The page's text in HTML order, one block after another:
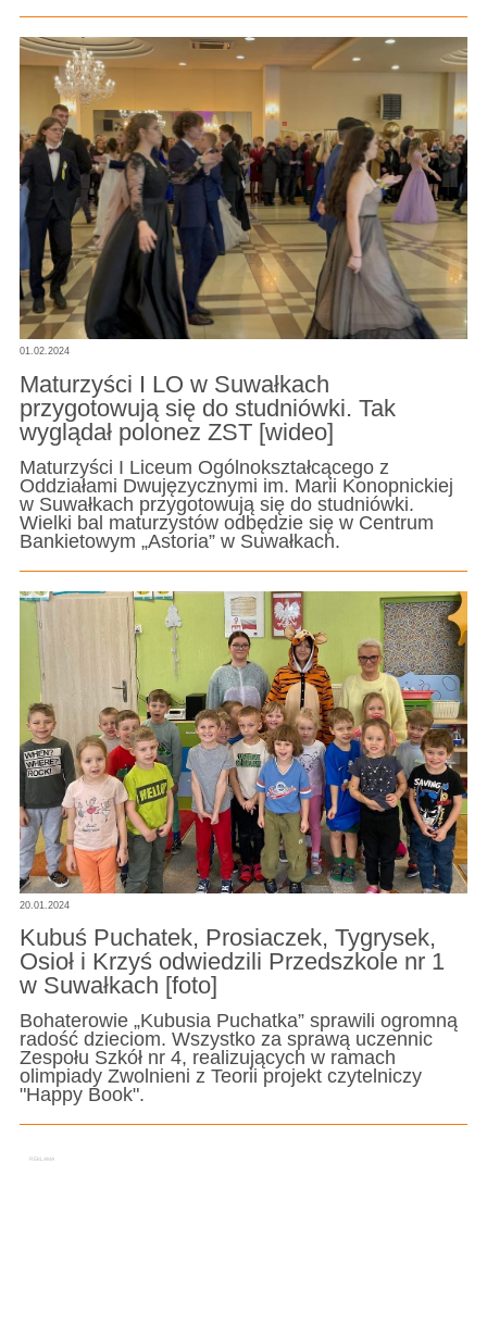
01.02.2024
Maturzyści I LO w Suwałkach
przygotowują się do studniówki. Tak
wyglądał polonez ZST [wideo]
Maturzyści I Liceum Ogólnokształcącego z
Oddziałami Dwujęzycznymi im. Marii Konopnickiej
w Suwałkach przygotowują się do studniówki.
Wielki bal maturzystów odbędzie się w Centrum
Bankietowym „Astoria” w Suwałkach.
20.01.2024
Kubuś Puchatek, Prosiaczek, Tygrysek,
Osioł i Krzyś odwiedzili Przedszkole nr 1
w Suwałkach [foto]
Bohaterowie „Kubusia Puchatka” sprawili ogromną
radość dzieciom. Wszystko za sprawą uczennic
Zespołu Szkół nr 4, realizujących w ramach
olimpiady Zwolnieni z Teorii projekt czytelniczy
"Happy Book".